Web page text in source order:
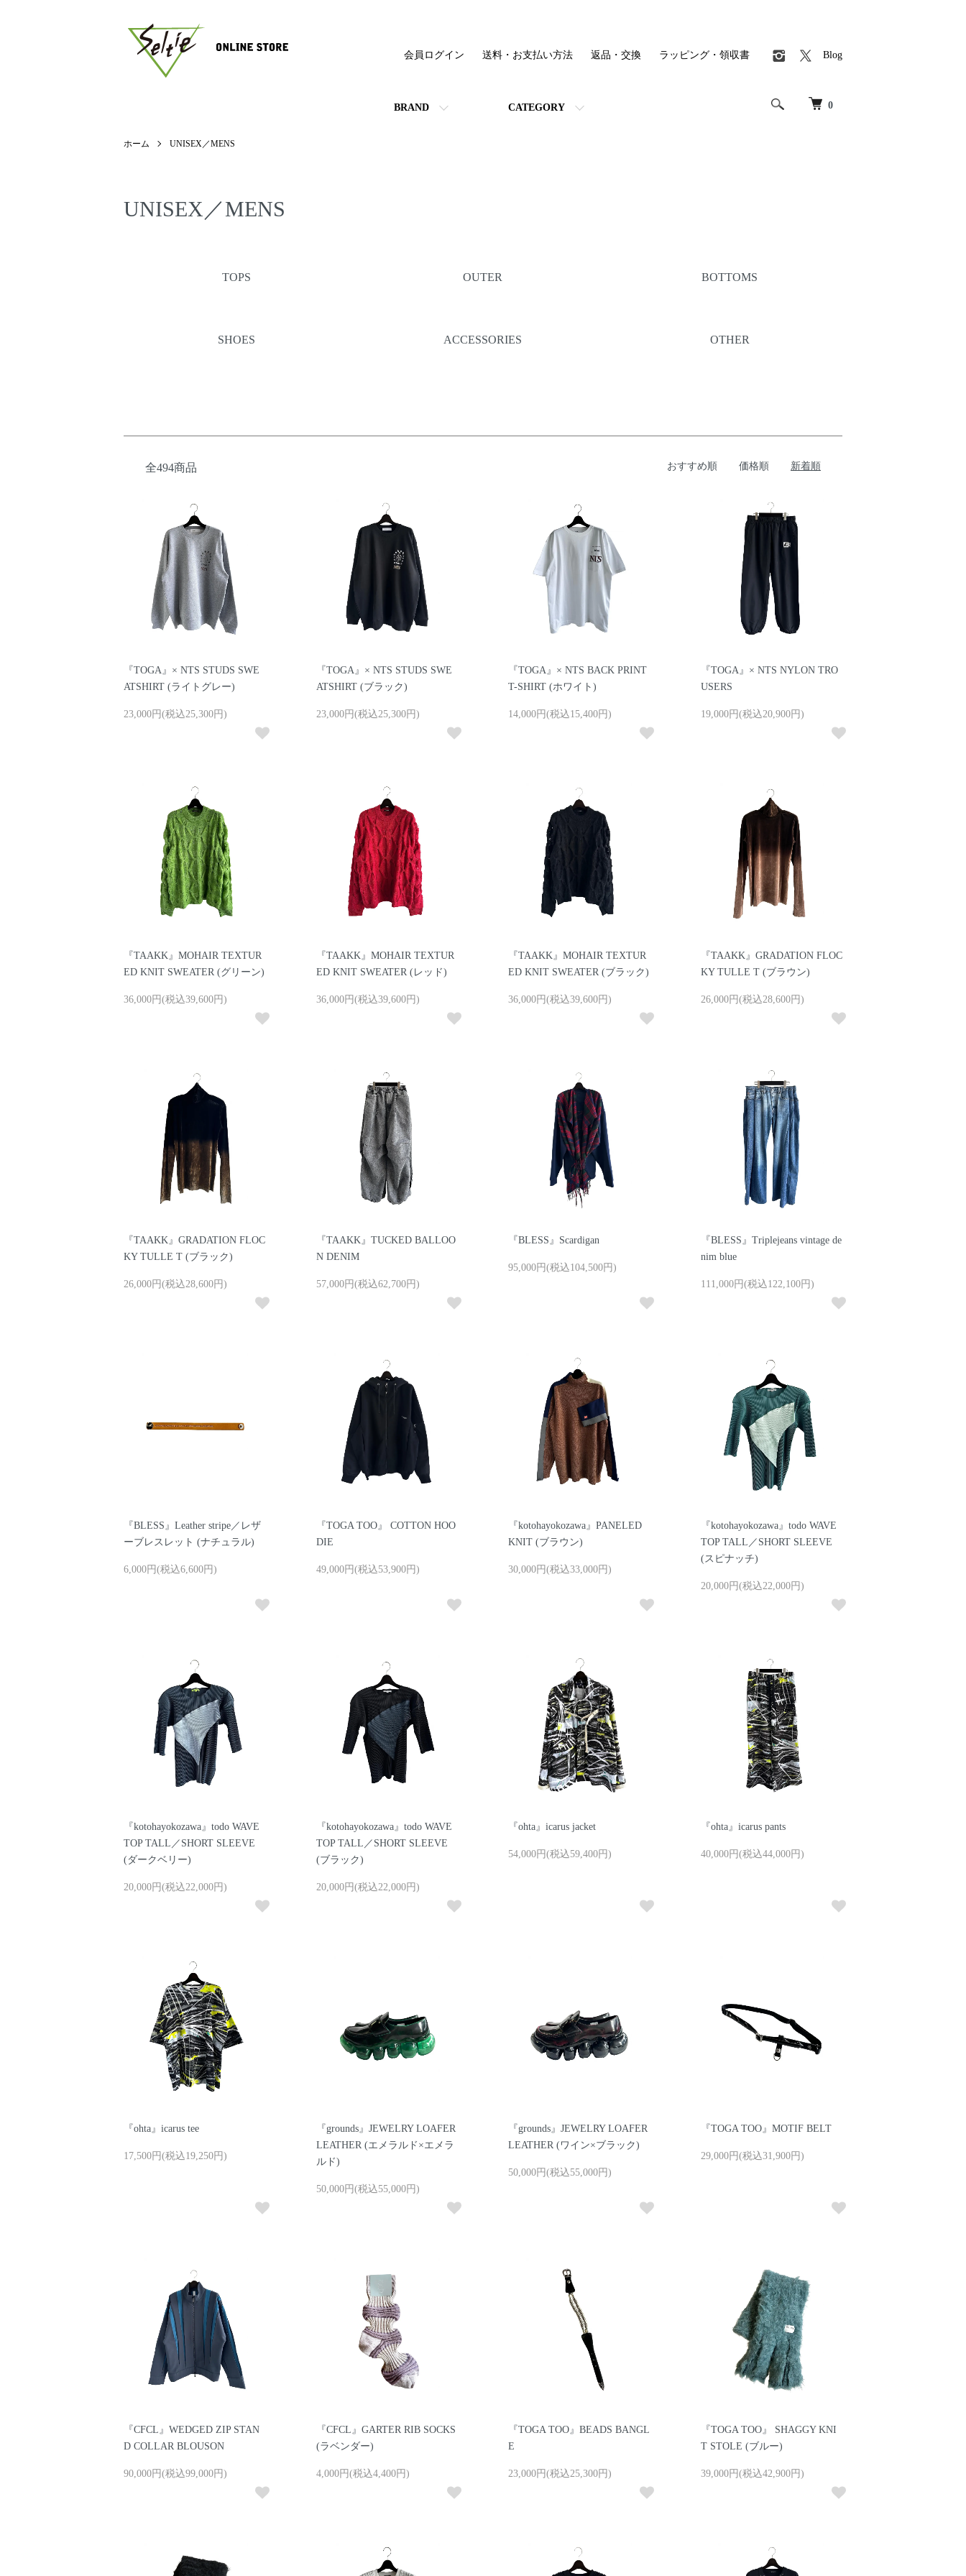
0
BRAND CATEGORY
会員ログイン 送料・お支払い方法 返品・交換 ラッピング・領収書 Blog
ホーム UNISEX／MENS
UNISEX／MENS
TOPS OUTER BOTTOMS
SHOES ACCESSORIES OTHER
全494商品 おすすめ順 価格順 新着順
『TOGA』× NTS STUDS SWE
ATSHIRT (ライトグレー)
23,000円(税込25,300円)
『TOGA』× NTS STUDS SWE
ATSHIRT (ブラック)
23,000円(税込25,300円)
『TOGA』× NTS BACK PRINT
T-SHIRT (ホワイト)
14,000円(税込15,400円)
『TOGA』× NTS NYLON TRO
USERS
19,000円(税込20,900円)
『TAAKK』MOHAIR TEXTUR
ED KNIT SWEATER (グリーン)
36,000円(税込39,600円)
『TAAKK』MOHAIR TEXTUR
ED KNIT SWEATER (レッド)
36,000円(税込39,600円)
『TAAKK』MOHAIR TEXTUR
ED KNIT SWEATER (ブラック)
36,000円(税込39,600円)
『TAAKK』GRADATION FLOC
KY TULLE T (ブラウン)
26,000円(税込28,600円)
『TAAKK』GRADATION FLOC
KY TULLE T (ブラック)
26,000円(税込28,600円)
『TAAKK』TUCKED BALLOO
N DENIM
57,000円(税込62,700円)
『BLESS』Scardigan
95,000円(税込104,500円)
『BLESS』Triplejeans vintage de
nim blue
111,000円(税込122,100円)
『BLESS』Leather stripe／レザ
ーブレスレット (ナチュラル)
6,000円(税込6,600円)
『TOGA TOO』 COTTON HOO
DIE
49,000円(税込53,900円)
『kotohayokozawa』PANELED
KNIT (ブラウン)
30,000円(税込33,000円)
『kotohayokozawa』todo WAVE
TOP TALL／SHORT SLEEVE
(スピナッチ)
20,000円(税込22,000円)
『kotohayokozawa』todo WAVE
TOP TALL／SHORT SLEEVE
(ダークベリー)
20,000円(税込22,000円)
『kotohayokozawa』todo WAVE
TOP TALL／SHORT SLEEVE
(ブラック)
20,000円(税込22,000円)
『ohta』icarus jacket
54,000円(税込59,400円)
『ohta』icarus pants
40,000円(税込44,000円)
『ohta』icarus tee
17,500円(税込19,250円)
『grounds』JEWELRY LOAFER
LEATHER (エメラルド×エメラ
ルド)
50,000円(税込55,000円)
『grounds』JEWELRY LOAFER
LEATHER (ワイン×ブラック)
50,000円(税込55,000円)
『TOGA TOO』MOTIF BELT
29,000円(税込31,900円)
『CFCL』WEDGED ZIP STAN
D COLLAR BLOUSON
90,000円(税込99,000円)
『CFCL』GARTER RIB SOCKS
(ラベンダー)
4,000円(税込4,400円)
『TOGA TOO』BEADS BANGL
E
23,000円(税込25,300円)
『TOGA TOO』 SHAGGY KNI
T STOLE (ブルー)
39,000円(税込42,900円)